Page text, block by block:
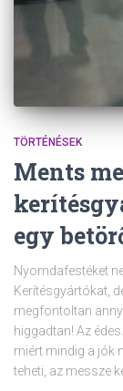
TÖRTÉNÉSEK
Ments
egy
Nyomdafestéket
Kerítésgyártókat,
megfontoltan
higgadtan! Az
miért mindig a jók
teheti, az messze